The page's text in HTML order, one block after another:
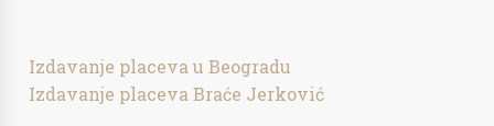
Izdavanje placeva u Beogradu
Izdavanje placeva Braće Jerković